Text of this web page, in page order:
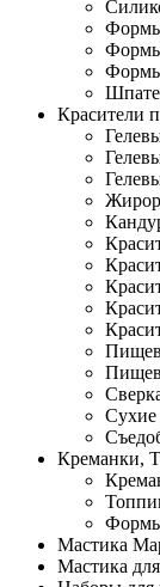
Формы
Красители
Сухие
Креманки,
Мастика
Мастика